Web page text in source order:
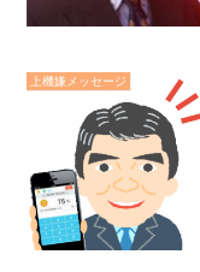
上機嫌メッセージ